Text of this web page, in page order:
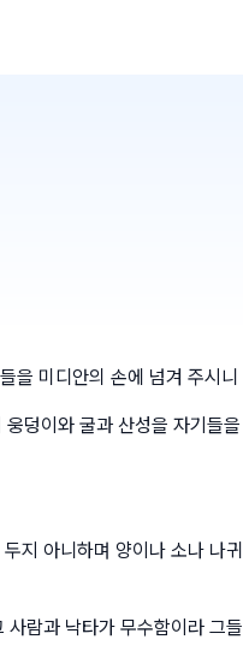
을 미디안의 손에 넘겨 주시니
덩이와 굴과 산성을 자기들을
지 아니하며 양이나 소나 나귀
람과 낙타가 무수함이라 그들